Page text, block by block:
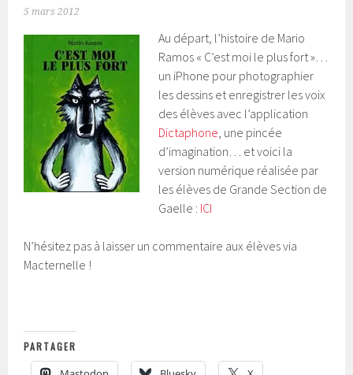
5 mars 2012
Au départ, l’histoire de Mario
Ramos « C’est moi le plus fort »…
un iPhone pour photographier
les dessins et enregistrer les voix
des élèves avec l’application
Dictaphone, une pincée
d’imagination… et voici la
version numérique réalisée par
les élèves de Grande Section de
Gaelle : ICI
N’hésitez pas à laisser un commentaire aux élèves via
Macternelle !
PARTAGER